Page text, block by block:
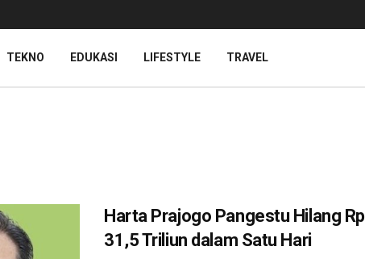
TEKNO EDUKASI LIFESTYLE TRAVEL
Harta Prajogo Pangestu Hilang Rp
31,5 Triliun dalam Satu Hari